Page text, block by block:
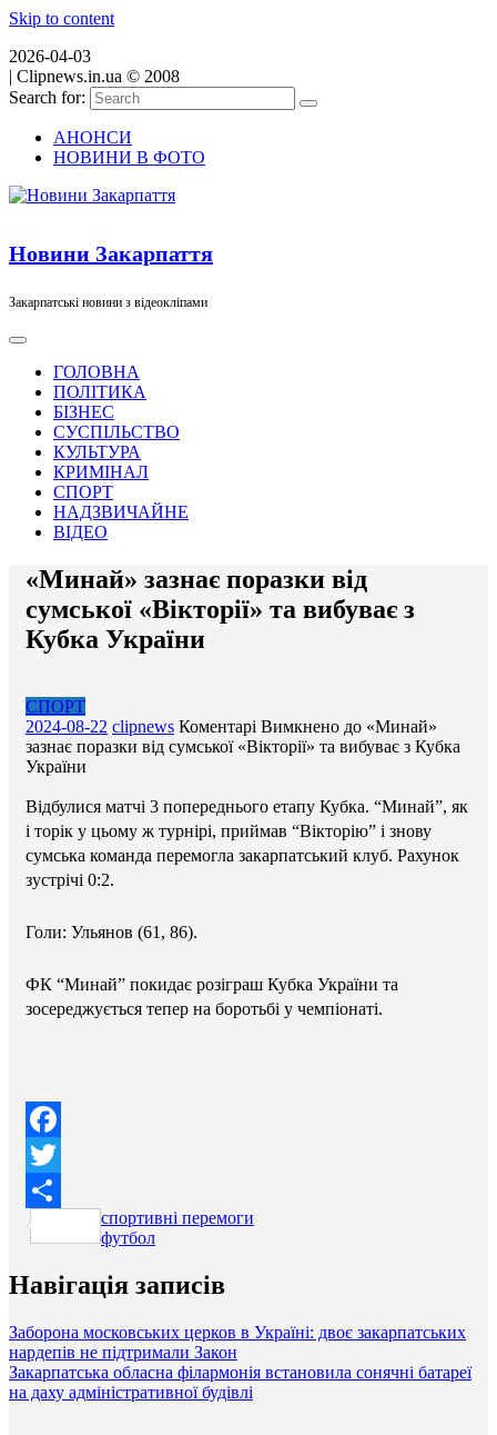
Skip to content
2026-04-03
| Clipnews.in.ua © 2008
Search for:
АНОНСИ
НОВИНИ В ФОТО
Новини Закарпаття
Закарпатські новини з відеокліпами
ГОЛОВНА
ПОЛІТИКА
БІЗНЕС
СУСПІЛЬСТВО
КУЛЬТУРА
КРИМІНАЛ
СПОРТ
НАДЗВИЧАЙНЕ
ВІДЕО
«Минай» зазнає поразки від
сумської «Вікторії» та вибуває з
Кубка України
СПОРТ
2024-08-22 clipnews Коментарі Вимкнено до «Минай»
зазнає поразки від сумської «Вікторії» та вибуває з Кубка
України
Відбулися матчі 3 попереднього етапу Кубка. “Минай”, як
і торік у цьому ж турнірі, приймав “Вікторію” і знову
сумська команда перемогла закарпатський клуб. Рахунок
зустрічі 0:2.
Голи: Ульянов (61, 86).
ФК “Минай” покидає розіграш Кубка України та
зосереджується тепер на боротьбі у чемпіонаті.
Facebook
Twitter
Поділитися
спортивні перемоги
футбол
Навігація записів
Заборона московських церков в Україні: двоє закарпатських
нардепів не підтримали Закон
Закарпатська обласна філармонія встановила сонячні батареї
на даху адміністративної будівлі